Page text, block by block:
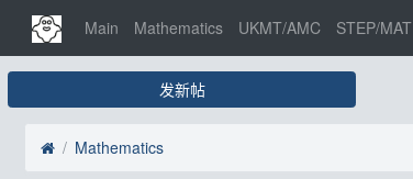
Main Mathematics UKMT/AMC STEP/MAT
发新帖
Mathematics